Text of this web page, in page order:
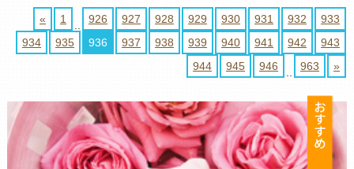
« 1 926 927 928 929 930 931 932
933
934
935 936 937 938 939 940 941 942
943
944
945 946 963 »
お